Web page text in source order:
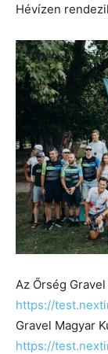
Hévízen
Az Őrség
https://
Gravel Magyar
https://